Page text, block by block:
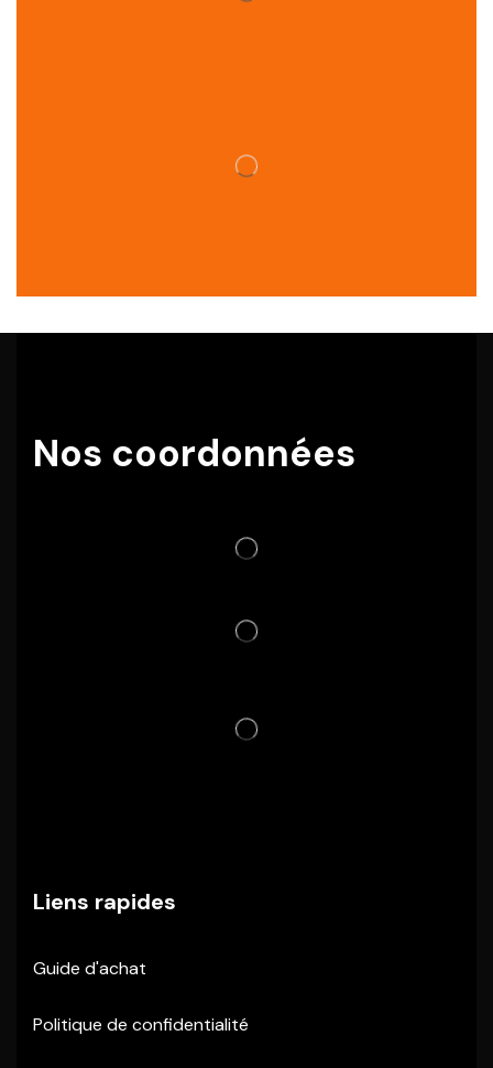
Nos coordonnées
Liens rapides
Guide d'achat
Politique de confidentialité